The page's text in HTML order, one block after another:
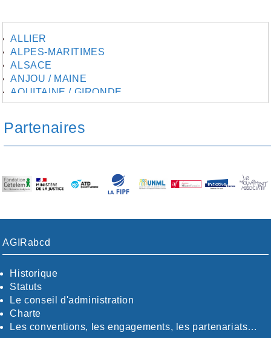
ALLIER
ALPES-MARITIMES
ALSACE
ANJOU / MAINE
AQUITAINE / GIRONDE
AQUITAINE / SUD
AUVERGNE / SUD
CALVADOS-ORNE
CHARENTE-MARITIME
CÖTE-D'OR
ESSONNE
EURE-ET-LOIR
FINISTÈRE
GARD
HAUTE-GARONNE
HAUTES-PYRÉNÉES
HÉRAULT
Partenaires
AGIRabcd
Historique
Statuts
Le conseil d'administration
Charte
Les conventions, les engagements, les partenariats…